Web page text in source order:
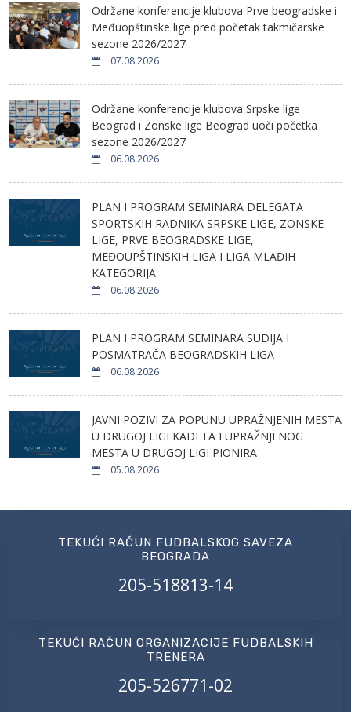
Održane konferencije klubova Prve beogradske i
Međuopštinske lige pred početak takmičarske
sezone 2026/2027
07.08.2026
Održane konferencije klubova Srpske lige
Beograd i Zonske lige Beograd uoči početka
sezone 2026/2027
06.08.2026
PLAN I PROGRAM SEMINARA DELEGATA
SPORTSKIH RADNIKA SRPSKE LIGE, ZONSKE
LIGE, PRVE BEOGRADSKE LIGE,
MEĐOUPŠTINSKIH LIGA I LIGA MLAĐIH
KATEGORIJA
06.08.2026
PLAN I PROGRAM SEMINARA SUDIJA I
POSMATRAČA BEOGRADSKIH LIGA
06.08.2026
JAVNI POZIVI ZA POPUNU UPRAŽNJENIH MESTA
U DRUGOJ LIGI KADETA I UPRAŽNJENOG
MESTA U DRUGOJ LIGI PIONIRA
05.08.2026
TEKUĆI RAČUN FUDBALSKOG SAVEZA
BEOGRADA
205-518813-14
TEKUĆI RAČUN ORGANIZACIJE FUDBALSKIH
TRENERA
205-526771-02